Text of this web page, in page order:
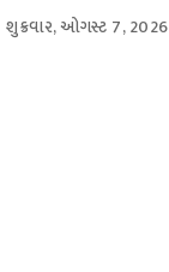
શુક્રવાર, ઓગસ્ટ 7, 2026